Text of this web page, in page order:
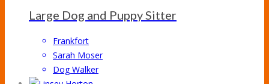
Large Dog and Puppy Sitter
Frankfort
Sarah Moser
Dog Walker